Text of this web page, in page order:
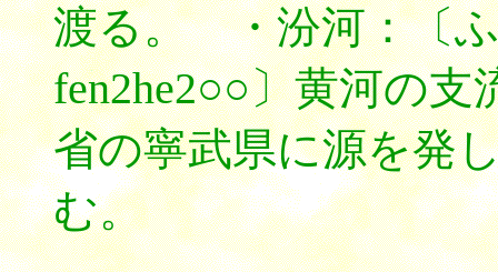
渡る。 ・汾河：〔
fen2he2○○〕黄河の支
省の寧武県に源を発
む。